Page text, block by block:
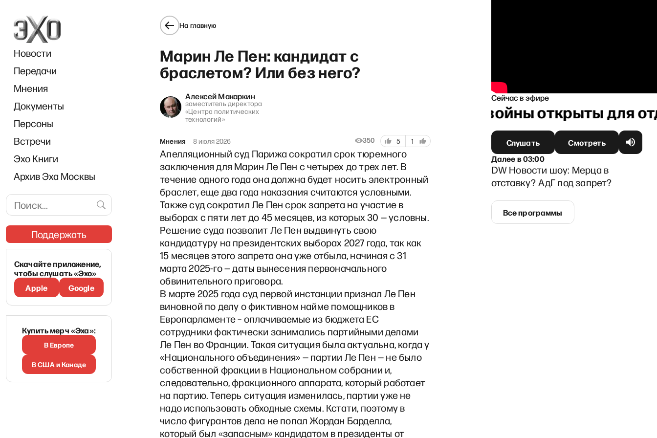
Новости
Передачи
Мнения
Документы
Персоны
Встречи
Эхо Книги
Архив Эха Москвы
Поддержать
Скачайте приложение,
чтобы слушать «Эхо»
Apple
Google
Купить мерч «Эха»:
В Европе
В США и Канаде
На главную
Марин Ле Пен: кандидат с
браслетом? Или без него?
Алексей Макаркин
заместитель директора
«Центра политических
технологий»
Мнения 8 июля 2026 350 5 1
Апелляционный суд Парижа сократил срок тюремного
заключения для Марин Ле Пен с четырех до трех лет. В
течение одного года она должна будет носить электронный
браслет, еще два года наказания считаются условными.
Также суд сократил Ле Пен срок запрета на участие в
выборах с пяти лет до 45 месяцев, из которых 30 — условны.
Решение суда позволит Ле Пен выдвинуть свою
кандидатуру на президентских выборах 2027 года, так как
15 месяцев этого запрета она уже отбыла, начиная с 31
марта 2025-го — даты вынесения первоначального
обвинительного приговора.
В марте 2025 года суд первой инстанции признал Ле Пен
виновной по делу о фиктивном найме помощников в
Европарламенте – оплачиваемые из бюджета ЕС
сотрудники фактически занимались партийными делами
Ле Пен во Франции. Такая ситуация была актуальна, когда у
«Национального объединения» — партии Ле Пен — не было
собственной фракции в Национальном собрании и,
следовательно, фракционного аппарата, который работает
на партию. Теперь ситуация изменилась, партии уже не
надо использовать обходные схемы. Кстати, поэтому в
число фигурантов дела не попал Жордан Барделла,
который был «запасным» кандидатом в президенты от
Сейчас в эфире
дней: итог операции Зеленского. Трамп, где Patriot?! Пляжи войны открыты для
Слушать
Смотреть
Далеев03:00
DW Новости шоу: Мерца в
отставку? АдГ под запрет?
Все программы